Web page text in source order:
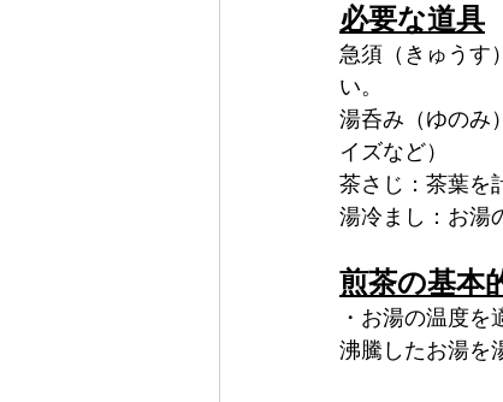
必要な道具
急須（きゅうす
い。
湯呑み（ゆのみ
イズなど）
茶さじ：茶葉を
湯冷まし：お湯
煎茶の基本
・お湯の温度を
沸騰したお湯を